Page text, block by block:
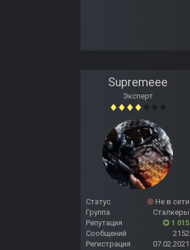
Supremeee
Эксперт
Статус
Не в сети
Группа
Сталкеры
Репутация
1 015
Сообщений
2152
Регистрация
07.02.2021